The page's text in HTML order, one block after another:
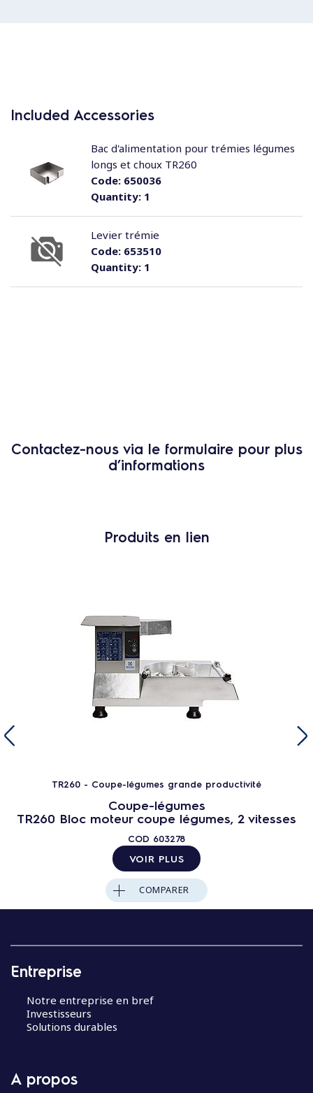
Included Accessories
Quantity:1
Code:650036
Bac d'alimentation pour trémies légumes
longs et choux TR260
Quantity:1
Code:653510
Levier trémie
Contactez-nous via le formulaire pour plus
d’informations
Produits en lien
TR260 - Coupe-légumes grande productivité
Coupe-légumes
TR260 Bloc moteur coupe légumes, 2 vitesses
COD 603278
VOIR PLUS
COMPARER
Entreprise
Notre entreprise en bref
Investisseurs
Solutions durables
A propos